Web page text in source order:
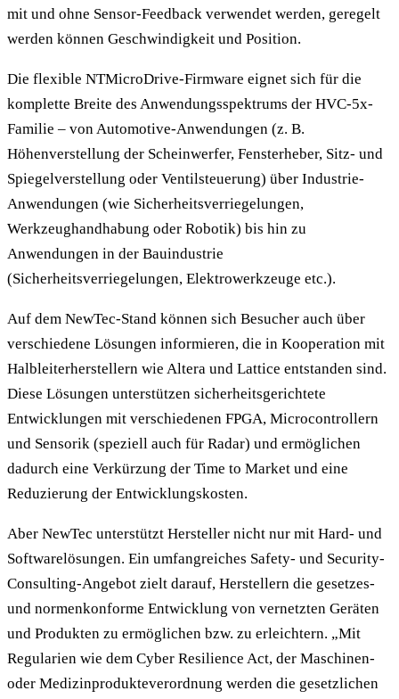
mit und ohne Sensor-Feedback verwendet werden, geregelt
werden können Geschwindigkeit und Position.
Die flexible NTMicroDrive-Firmware eignet sich für die
komplette Breite des Anwendungsspektrums der HVC-5x-
Familie – von Automotive-Anwendungen (z. B.
Höhenverstellung der Scheinwerfer, Fensterheber, Sitz- und
Spiegelverstellung oder Ventilsteuerung) über Industrie-
Anwendungen (wie Sicherheitsverriegelungen,
Werkzeughandhabung oder Robotik) bis hin zu
Anwendungen in der Bauindustrie
(Sicherheitsverriegelungen, Elektrowerkzeuge etc.).
Auf dem NewTec-Stand können sich Besucher auch über
verschiedene Lösungen informieren, die in Kooperation mit
Halbleiterherstellern wie Altera und Lattice entstanden sind.
Diese Lösungen unterstützen sicherheitsgerichtete
Entwicklungen mit verschiedenen FPGA, Microcontrollern
und Sensorik (speziell auch für Radar) und ermöglichen
dadurch eine Verkürzung der Time to Market und eine
Reduzierung der Entwicklungskosten.
Aber NewTec unterstützt Hersteller nicht nur mit Hard- und
Softwarelösungen. Ein umfangreiches Safety- und Security-
Consulting-Angebot zielt darauf, Herstellern die gesetzes-
und normenkonforme Entwicklung von vernetzten Geräten
und Produkten zu ermöglichen bzw. zu erleichtern. „Mit
Regularien wie dem Cyber Resilience Act, der Maschinen-
oder Medizinprodukteverordnung werden die gesetzlichen